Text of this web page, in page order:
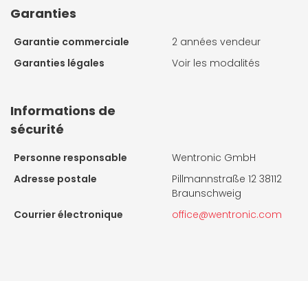
Garanties
Garantie commerciale
2 années vendeur
Garanties légales
Voir les modalités
Informations de
sécurité
Personne responsable
Wentronic GmbH
Adresse postale
Pillmannstraße 12 38112
Braunschweig
Courrier électronique
office@wentronic.com